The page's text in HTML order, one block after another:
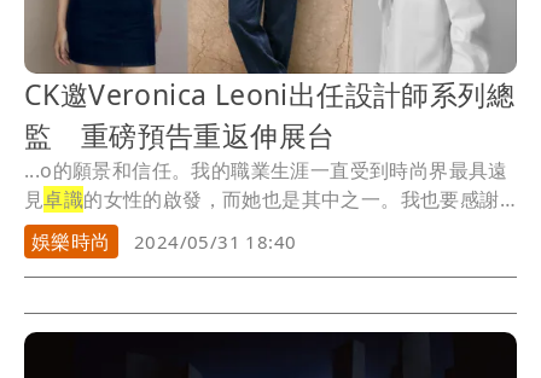
CK邀Veronica Leoni出任設計師系列總
監 重磅預告重返伸展台
...o的願景和信任。我的職業生涯一直受到時尚界最具遠
見卓識的女性的啟發，而她也是其中之一。我也要感謝
PV...
娛樂時尚 2024/05/31 18:40